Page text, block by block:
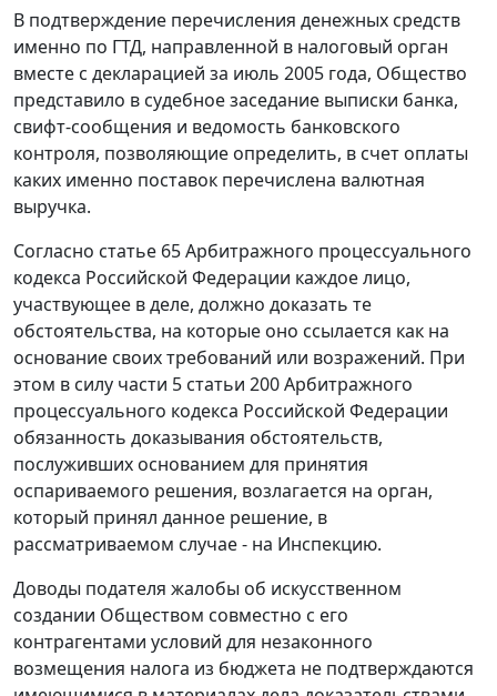
В подтверждение перечисления денежных средств
именно по ГТД, направленной в налоговый орган
вместе с декларацией за июль 2005 года, Общество
представило в судебное заседание выписки банка,
свифт-сообщения и ведомость банковского
контроля, позволяющие определить, в счет оплаты
каких именно поставок перечислена валютная
выручка.
Согласно статье 65Арбитражного процессуального
кодекса Российской Федерации каждое лицо,
участвующее в деле, должно доказать те
обстоятельства, на которые оно ссылается как на
основание своих требований или возражений. При
этом в силу части 5 статьи 200Арбитражного
процессуального кодекса Российской Федерации
обязанность доказывания обстоятельств,
послуживших основанием для принятия
оспариваемого решения, возлагается на орган,
который принял данное решение, в
рассматриваемом случае - на Инспекцию.
Доводы подателя жалобы об искусственном
создании Обществом совместно с его
контрагентами условий для незаконного
возмещения налога из бюджета не подтверждаются